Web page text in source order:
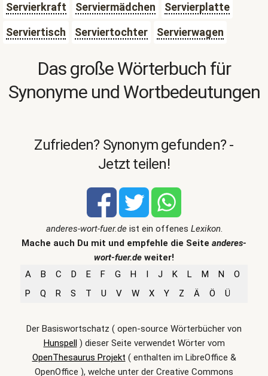
Servierkraft
Serviermädchen
Servierplatte
Serviertisch
Serviertochter Servierwagen
Das große Wörterbuch für
Synonyme und Wortbedeutungen
Zufrieden? Synonym gefunden? -
Jetzt teilen!
anderes-wort-fuer.deist ein offenes Lexikon.
Mache auch Du mit und empfehle die Seite anderes-
wort-fuer.de weiter!
A
B C D E F G H I J K L M N
O
P
Q R S T U V W X Y Z Ä Ö Ü
Der Basiswortschatz ( open-source Wörterbücher von
Hunspell) dieser Seite verwendet Wörter vom
OpenThesaurus Projekt ( enthalten im LibreOffice &
OpenOffice ), welche unter der Creative Commons